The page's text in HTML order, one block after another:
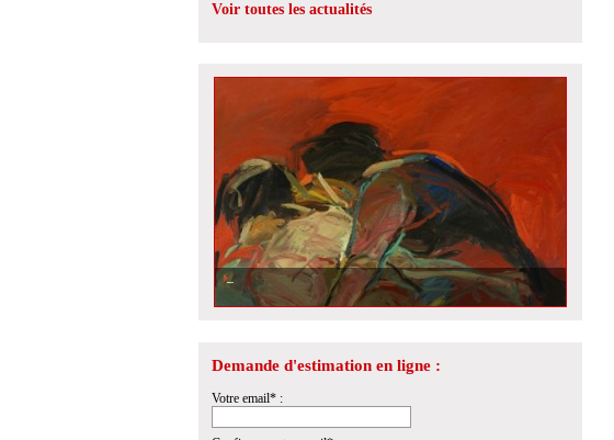
Voir toutes les actualités
Demande d'estimation en ligne :
Votre email* :